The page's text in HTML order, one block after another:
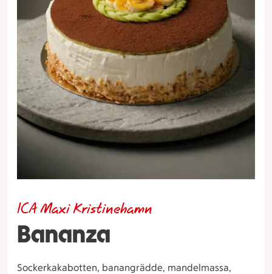
Bananza
ICA Maxi Kristinehamn
Sockerkakabotten, banangrädde, mandelmassa,